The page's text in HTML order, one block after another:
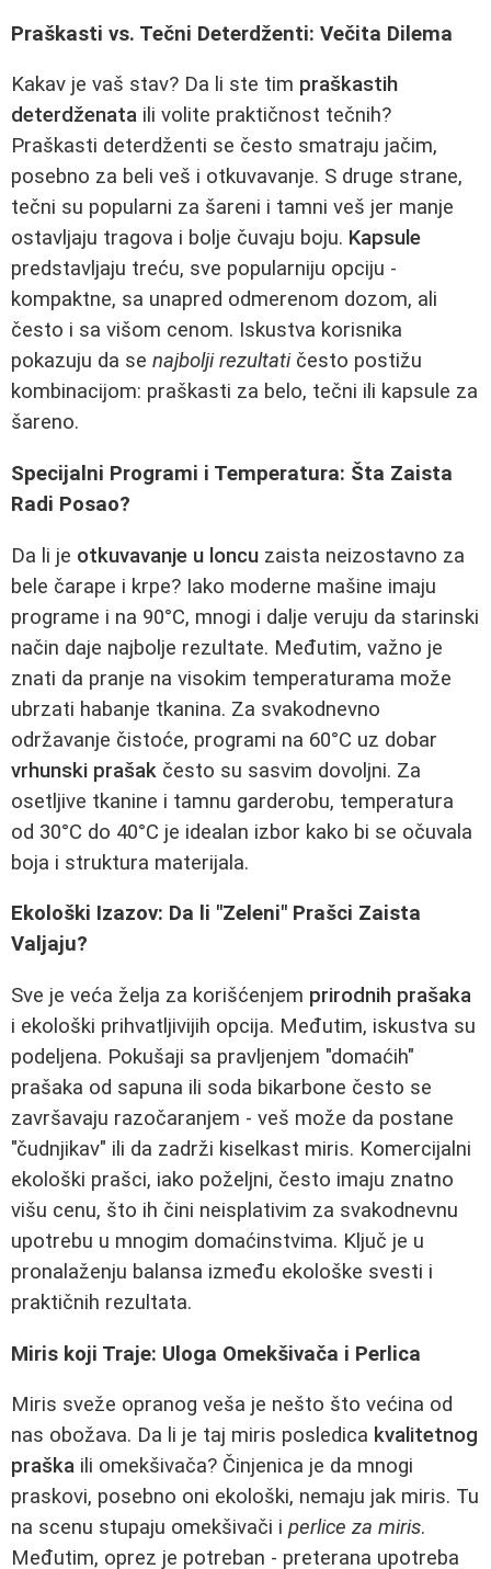
Praškasti vs. Tečni Deterdženti: Večita Dilema
Kakav je vaš stav? Da li ste tim praškastih
deterdženata ili volite praktičnost tečnih?
Praškasti deterdženti se često smatraju jačim,
posebno za beli veš i otkuvavanje. S druge strane,
tečni su popularni za šareni i tamni veš jer manje
ostavljaju tragova i bolje čuvaju boju. Kapsule
predstavljaju treću, sve popularniju opciju -
kompaktne, sa unapred odmerenom dozom, ali
često i sa višom cenom. Iskustva korisnika
pokazuju da se najbolji rezultatičesto postižu
kombinacijom: praškasti za belo, tečni ili kapsule za
šareno.
Specijalni Programi i Temperatura: Šta Zaista
Radi Posao?
Da li je otkuvavanje u loncu zaista neizostavno za
bele čarape i krpe? Iako moderne mašine imaju
programe i na 90°C, mnogi i dalje veruju da starinski
način daje najbolje rezultate. Međutim, važno je
znati da pranje na visokim temperaturama može
ubrzati habanje tkanina. Za svakodnevno
održavanje čistoće, programi na 60°C uz dobar
vrhunski prašak često su sasvim dovoljni. Za
osetljive tkanine i tamnu garderobu, temperatura
od 30°C do 40°C je idealan izbor kako bi se očuvala
boja i struktura materijala.
Ekološki Izazov: Da li "Zeleni" Prašci Zaista
Valjaju?
Sve je veća želja za korišćenjem prirodnih prašaka
i ekološki prihvatljivijih opcija. Međutim, iskustva su
podeljena. Pokušaji sa pravljenjem "domaćih"
prašaka od sapuna ili soda bikarbone često se
završavaju razočaranjem - veš može da postane
"čudnjikav" ili da zadrži kiselkast miris. Komercijalni
ekološki prašci, iako poželjni, često imaju znatno
višu cenu, što ih čini neisplativim za svakodnevnu
upotrebu u mnogim domaćinstvima. Ključ je u
pronalaženju balansa između ekološke svesti i
praktičnih rezultata.
Miris koji Traje: Uloga Omekšivača i Perlica
Miris sveže opranog veša je nešto što većina od
nas obožava. Da li je taj miris posledica kvalitetnog
praška ili omekšivača? Činjenica je da mnogi
praskovi, posebno oni ekološki, nemaju jak miris. Tu
na scenu stupaju omekšivači i perlice za miris.
Međutim, oprez je potreban - preterana upotreba